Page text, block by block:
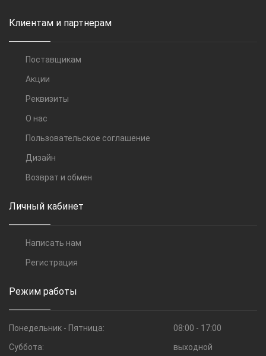
Клиентам и партнерам
Поставщикам
Акции
Реквизиты
О нас
Пользовательское соглашение
Дизайн
Возврат и обмен
Личный кабинет
Написать нам
Регистрация
Режим работы
Понедельник - Пятница:
08:00 - 17:00
Суббота:
выходной